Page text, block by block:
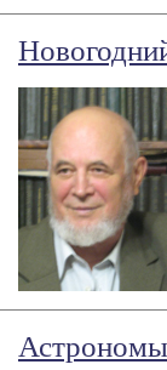
Астрономы